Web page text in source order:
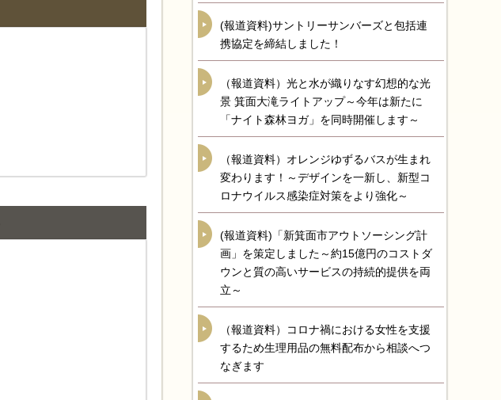
(報道資料)サントリーサンバーズと包括連
携協定を締結しました！
（報道資料）光と水が織りなす幻想的な光
景 箕面大滝ライトアップ～今年は新たに
「ナイト森林ヨガ」を同時開催します～
（報道資料）オレンジゆずるバスが生まれ
変わります！～デザインを一新し、新型コ
ロナウイルス感染症対策をより強化～
(報道資料)「新箕面市アウトソーシング計
画」を策定しました～約15億円のコストダ
ウンと質の高いサービスの持続的提供を両
立～
（報道資料）コロナ禍における女性を支援
するため生理用品の無料配布から相談へつ
なぎます